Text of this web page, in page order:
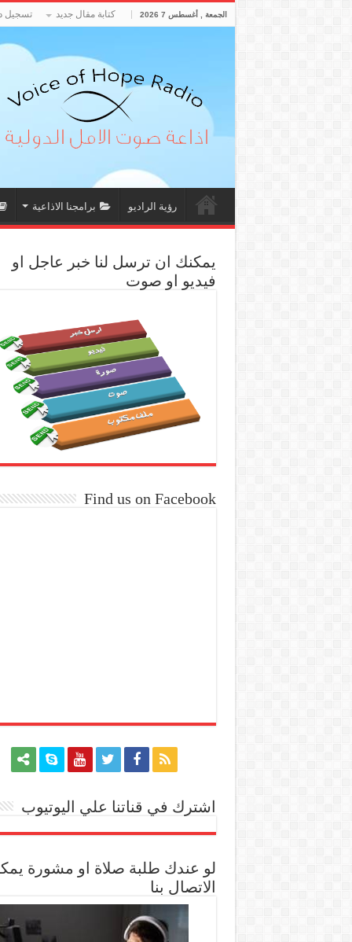
الجمعة , أغسطس 7 2026 كتابة مقال جديد تسجيل
رؤية الراديو برامجنا الاذاعية
يمكنك ان ترسل لنا خبر عاجل او
فيديو او صوت
Find us on Facebook
اشترك في قناتنا علي اليوتيوب
لو عندك طلبة صلاة او مشورة
الاتصال بنا